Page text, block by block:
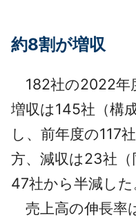
約8割が増収
182社の2022年
増収は145社（構
し、前年度の117
方、減収は23社
47社から半減した
売上高の伸長率